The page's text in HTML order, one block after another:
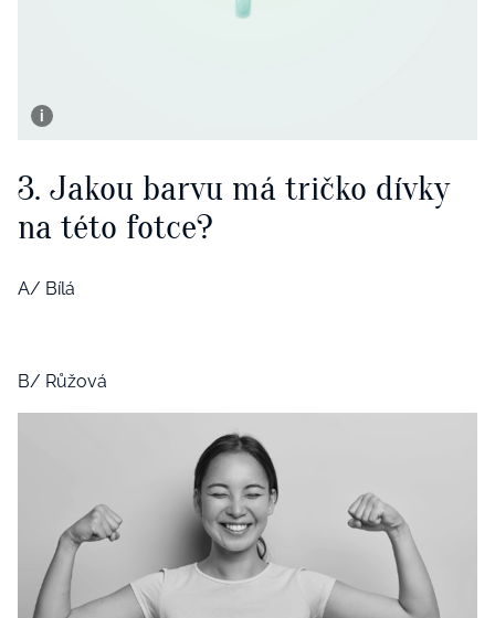
3. Jakou barvu má tričko dívky
na této fotce?
A/ Bílá
B/ Růžová